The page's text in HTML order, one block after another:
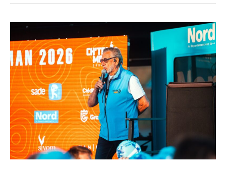
Information
Chtriman
2026
–
Épreuves
courtes
distances